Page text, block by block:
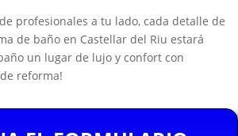
profesionales a tu lado, cada detalle de
de baño en Castellar del Riu estará
un lugar de lujo y confort con
reforma!